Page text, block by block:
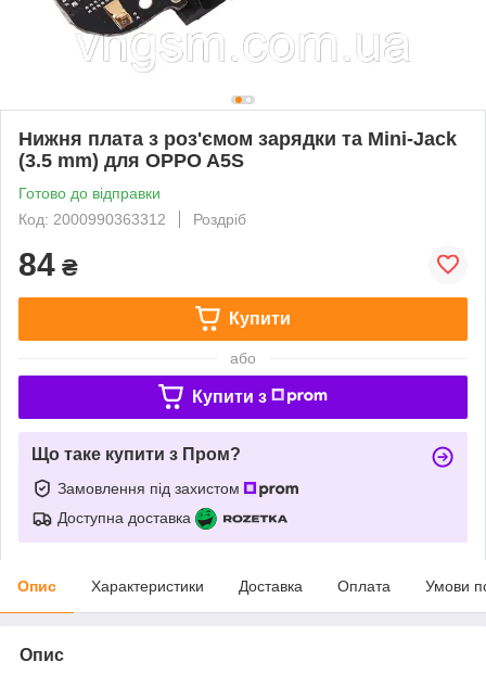
Нижня плата з роз'ємом зарядки та Mini-Jack
(3.5 mm) для OPPO A5S
Готово до відправки
Код: 2000990363312
Роздріб
84 ₴
Купити
або
Купити з
Що таке купити з Пром?
Замовлення під захистом
Доступна доставка
Опис Характеристики Доставка Оплата Умови
Опис